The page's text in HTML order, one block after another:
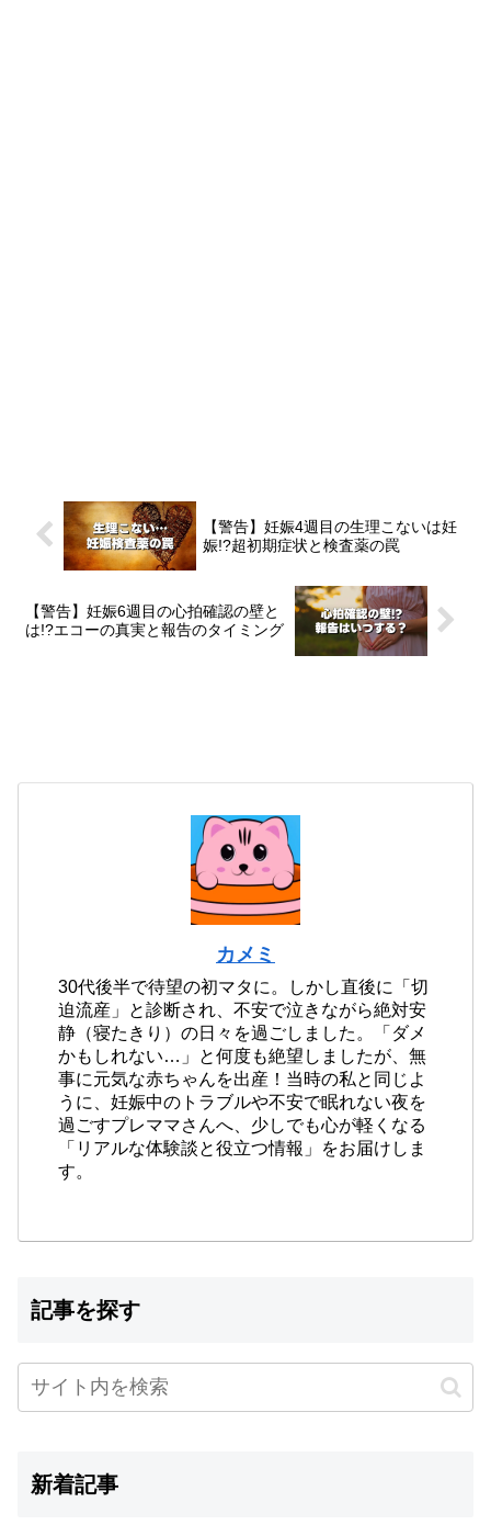
【警告】妊娠4週目の生理こないは妊
娠!?超初期症状と検査薬の罠
【警告】妊娠6週目の心拍確認の壁と
は!?エコーの真実と報告のタイミング
カメミ
30代後半で待望の初マタに。しかし直後に「切
迫流産」と診断され、不安で泣きながら絶対安
静（寝たきり）の日々を過ごしました。「ダメ
かもしれない…」と何度も絶望しましたが、無
事に元気な赤ちゃんを出産！当時の私と同じよ
うに、妊娠中のトラブルや不安で眠れない夜を
過ごすプレママさんへ、少しでも心が軽くなる
「リアルな体験談と役立つ情報」をお届けしま
す。
記事を探す
新着記事